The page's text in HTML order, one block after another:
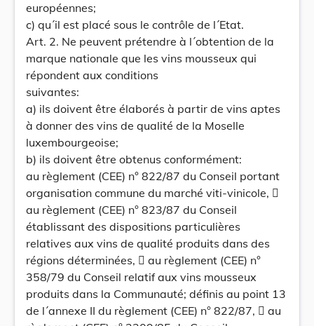
européennes;
c) qu´il est placé sous le contrôle de l´Etat.
Art. 2. Ne peuvent prétendre à l´obtention de la
marque nationale que les vins mousseux qui
répondent aux conditions
suivantes:
a) ils doivent être élaborés à partir de vins aptes
à donner des vins de qualité de la Moselle
luxembourgeoise;
b) ils doivent être obtenus conformément:
au règlement (CEE) n° 822/87 du Conseil portant
organisation commune du marché viti-vinicole, 
au règlement (CEE) n° 823/87 du Conseil
établissant des dispositions particulières
relatives aux vins de qualité produits dans des
régions déterminées,  au règlement (CEE) n°
358/79 du Conseil relatif aux vins mousseux
produits dans la Communauté; définis au point 13
de l´annexe II du règlement (CEE) n° 822/87,  au